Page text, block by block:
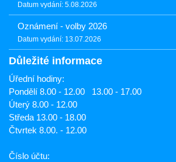
Datum vydání: 5.08.2026
Oznámení - volby 2026
Datum vydání: 13.07.2026
Důležité informace
Úřední hodiny:
Pondělí 8.00 - 12.00 13.00 - 17.00
Úterý 8.00 - 12.00
Středa 13.00 - 18.00
Čtvrtek 8.00. - 12.00
Číslo účtu: